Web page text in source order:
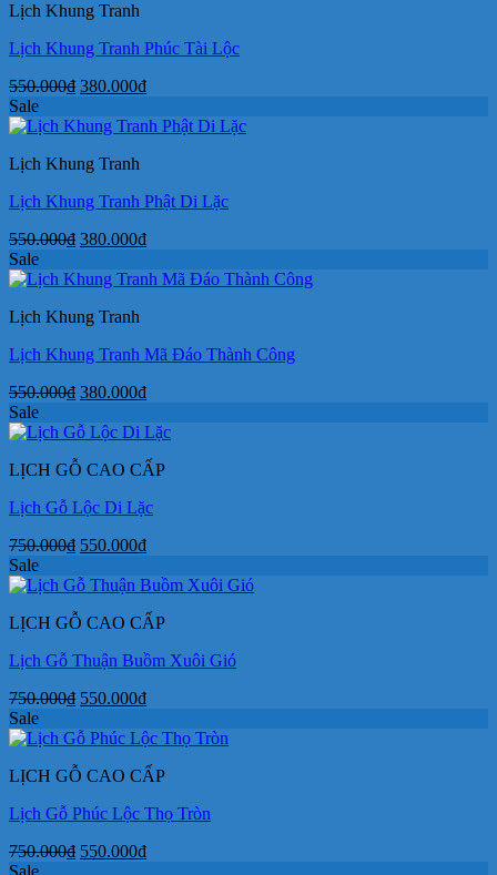
Lịch Khung Tranh
Lịch Khung Tranh Phúc Tài Lộc
550.000₫ Giá
là:
380.000₫Giá
tại
Sale
Lịch Khung Tranh
Lịch Khung Tranh Phật Di Lặc
550.000₫ Giá
là:
380.000₫Giá
tại
Sale
Lịch Khung Tranh
Lịch Khung Tranh Mã Đáo Thành Công
550.000₫ Giá
là:
380.000₫Giá
tại
380.000₫.
Sale
LỊCH GỖ CAO CẤP
Lịch Gỗ Lộc Di Lặc
750.000₫ Giá
là:
550.000₫Giá
tại
550.000₫.
Sale
LỊCH GỖ CAO CẤP
Lịch Gỗ Thuận Buồm Xuôi Gió
750.000₫ Giá
là:
550.000₫Giá
tại
550.000₫.
Sale
LỊCH GỖ CAO CẤP
Lịch Gỗ Phúc Lộc Thọ Tròn
750.000₫ Giá
550.000₫Giá